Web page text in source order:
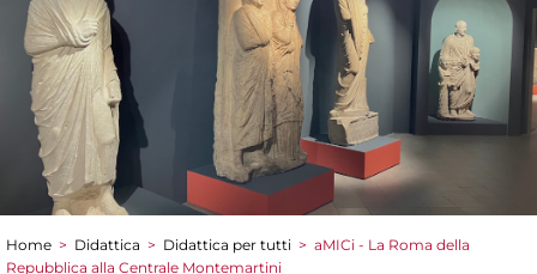
Home > Didattica > Didattica per tutti > aMICi - La Roma della
Repubblica alla Centrale Montemartini